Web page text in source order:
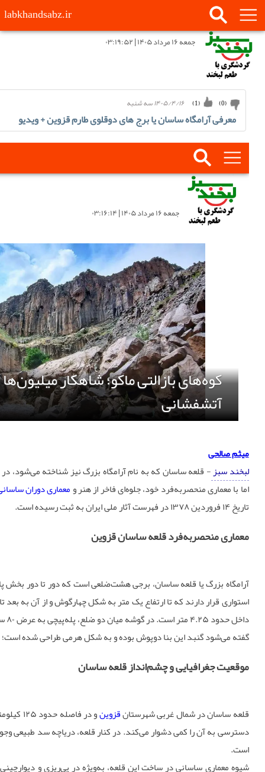
labkhandsabz.ir
جمعه ۱۶ مرداد ۱۴۰۵ | ۰۳:۱۹:۵۲
۱۴۰۵/۴/۱۶ سه شنبه (
1
) (
0
)
معرفی آرامگاه ساسان یا برج های دوقلوی طارم قزوین + ویدیو
میثم صالحی
لبخند سبز- قلعه ساسان که به نام آرامگاه بزرگ نیز شناخته می‌شود،
اما با معماری منحصربه‌فرد خود، جلوه‌ای فاخر از هنر ومعماری دوران
تاریخ ۱۴ فروردین ۱۳۷۸ در فهرست آثار ملی ایران به ثبت رسیده است.
معماری منحصربه‌فرد قلعه ساسان قزوین
آرامگاه بزرگ یا قلعه ساسان، برجی هشت‌ضلعی است که دور تا دور بخش
داخل حدود ۴.۲۵ متر است. در گوشه میان دو ضلع، پله‌پیچی به عرض ۸۰ سانتی‌متر تعبیه شده که دسترسی به بام برج را فراهم می‌کند.
گفته می‌شود گنبد این بنا دوپوش بوده و به شکل هرمی طراحی شده است؛
موقعیت جغرافیایی و چشم‌انداز قلعه ساسان
قلعه ساسان در شمال غربی شهرستانقزوینو در فاصله حدود ۱۲۵ کیلومتری از مرکز شهر
دسترسی به آن را کمی دشوار می‌کند. در کنار قلعه، دریاچه سد طبیعی
است.
شیوه معماری ساسانی در ساخت این قلعه، به‌ویژه در پی‌ریزی و